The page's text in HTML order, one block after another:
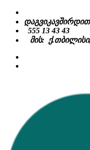
Skip
content
დაგვიკავშირდით
555 13 43 43
მის: ქ.თბილისი,